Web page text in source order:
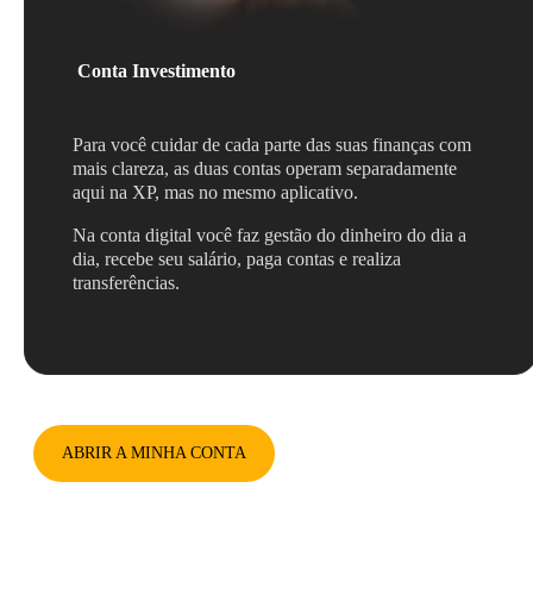
Conta Investimento
Para você cuidar de cada parte das suas finanças com
mais clareza, as duas contas operam separadamente
aqui na XP, mas no mesmo aplicativo.
Na conta digital você faz gestão do dinheiro do dia a
dia, recebe seu salário, paga contas e realiza
transferências.
ABRIR A MINHA CONTA